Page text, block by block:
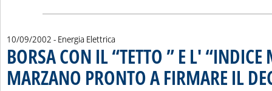
10/09/2002 - Energia Elettrica
BORSA CON IL “TETTO ” E L' “INDICE
MARZANO PRONTO A FIRMARE IL